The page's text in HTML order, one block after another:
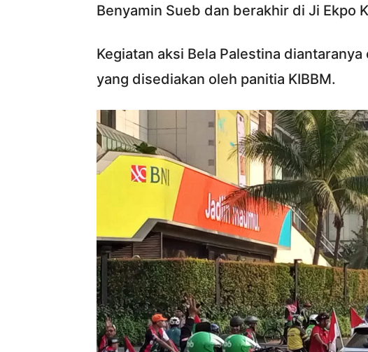
Benyamin Sueb dan berakhir di Ji Ekpo
Kegiatan aksi Bela Palestina
yang disediakan oleh panitia KIBBM.